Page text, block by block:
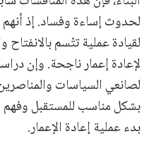
لحدوث إساءة وفساد. إذ
لقيادة عملية تتّسم
لإعادة إعمار ناجحة. وإن
لصانعي السياسات
بشكل مناسب للمستقبل
بدء عملية إعادة الإعمار.